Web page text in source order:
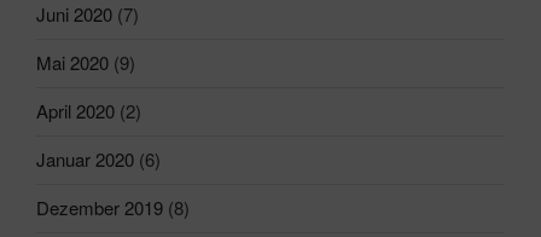
Juni 2020 (7)
Mai 2020 (9)
April 2020 (2)
Januar 2020 (6)
Dezember 2019 (8)